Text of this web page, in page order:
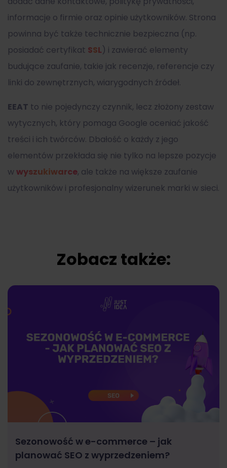
informacje o firmie oraz opinie użytkowników. Strona
powinna być także technicznie bezpieczna (np.
posiadać certyfikat SSL) i zawierać elementy
budujące zaufanie, takie jak recenzje, referencje czy
linki do zewnętrznych, wiarygodnych źródeł.
EEAT to nie pojedynczy czynnik, lecz złożony zestaw
wytycznych, który pomaga Google oceniać jakość
treści i ich twórców. Dbałość o każdy z jego
elementów przekłada się nie tylko na lepsze pozycje
w wyszukiwarce, ale także na większe zaufanie
użytkowników i profesjonalny wizerunek marki w sieci.
Zobacz także:
Sezonowość w e-commerce – jak
planować SEO z wyprzedzeniem?